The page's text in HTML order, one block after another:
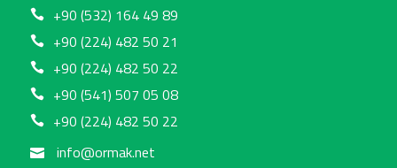
+90 (532) 164 49 89
+90 (224) 482 50 21
+90 (224) 482 50 22
+90 (541) 507 05 08
+90 (224) 482 50 22
info@ormak.net